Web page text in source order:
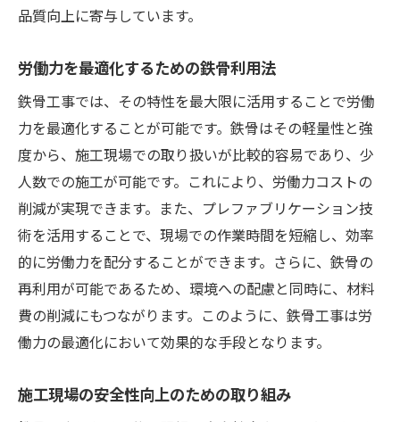
品質向上に寄与しています。
労働力を最適化するための鉄骨利用法
鉄骨工事では、その特性を最大限に活用することで労働
力を最適化することが可能です。鉄骨はその軽量性と強
度から、施工現場での取り扱いが比較的容易であり、少
人数での施工が可能です。これにより、労働力コストの
削減が実現できます。また、プレファブリケーション技
術を活用することで、現場での作業時間を短縮し、効率
的に労働力を配分することができます。さらに、鉄骨の
再利用が可能であるため、環境への配慮と同時に、材料
費の削減にもつながります。このように、鉄骨工事は労
働力の最適化において効果的な手段となります。
施工現場の安全性向上のための取り組み